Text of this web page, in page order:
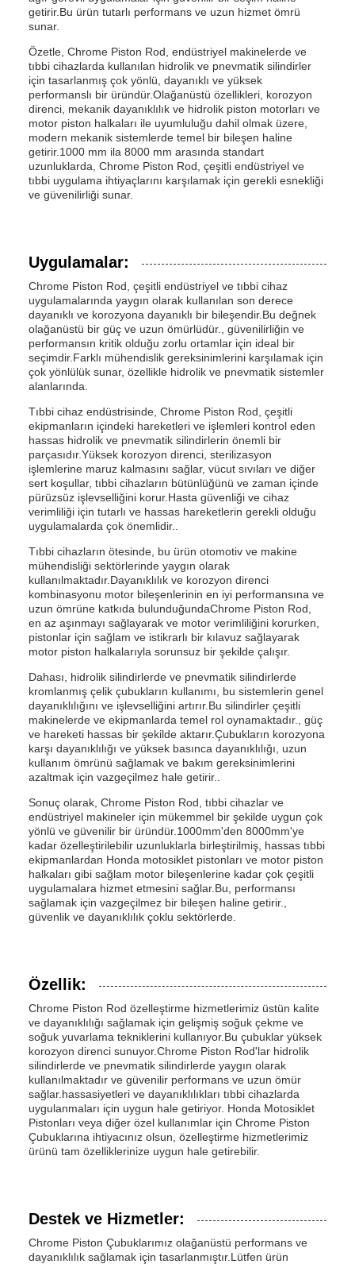
getirir.Bu ürün tutarlı performans ve uzun hizmet ömrü
sunar.
Özetle, Chrome Piston Rod, endüstriyel makinelerde ve
tıbbi cihazlarda kullanılan hidrolik ve pnevmatik silindirler
için tasarlanmış çok yönlü, dayanıklı ve yüksek
performanslı bir üründür.Olağanüstü özellikleri, korozyon
direnci, mekanik dayanıklılık ve hidrolik piston motorları ve
motor piston halkaları ile uyumluluğu dahil olmak üzere,
modern mekanik sistemlerde temel bir bileşen haline
getirir.1000 mm ila 8000 mm arasında standart
uzunluklarda, Chrome Piston Rod, çeşitli endüstriyel ve
tıbbi uygulama ihtiyaçlarını karşılamak için gerekli esnekliği
ve güvenilirliği sunar.
Uygulamalar:
Chrome Piston Rod, çeşitli endüstriyel ve tıbbi cihaz
uygulamalarında yaygın olarak kullanılan son derece
dayanıklı ve korozyona dayanıklı bir bileşendir.Bu değnek
olağanüstü bir güç ve uzun ömürlüdür., güvenilirliğin ve
performansın kritik olduğu zorlu ortamlar için ideal bir
seçimdir.Farklı mühendislik gereksinimlerini karşılamak için
çok yönlülük sunar, özellikle hidrolik ve pnevmatik sistemler
alanlarında.
Tıbbi cihaz endüstrisinde, Chrome Piston Rod, çeşitli
ekipmanların içindeki hareketleri ve işlemleri kontrol eden
hassas hidrolik ve pnevmatik silindirlerin önemli bir
parçasıdır.Yüksek korozyon direnci, sterilizasyon
işlemlerine maruz kalmasını sağlar, vücut sıvıları ve diğer
sert koşullar, tıbbi cihazların bütünlüğünü ve zaman içinde
pürüzsüz işlevselliğini korur.Hasta güvenliği ve cihaz
verimliliği için tutarlı ve hassas hareketlerin gerekli olduğu
uygulamalarda çok önemlidir..
Tıbbi cihazların ötesinde, bu ürün otomotiv ve makine
mühendisliği sektörlerinde yaygın olarak
kullanılmaktadır.Dayanıklılık ve korozyon direnci
kombinasyonu motor bileşenlerinin en iyi performansına ve
uzun ömrüne katkıda bulunduğundaChrome Piston Rod,
en az aşınmayı sağlayarak ve motor verimliliğini korurken,
pistonlar için sağlam ve istikrarlı bir kılavuz sağlayarak
motor piston halkalarıyla sorunsuz bir şekilde çalışır.
Dahası, hidrolik silindirlerde ve pnevmatik silindirlerde
kromlanmış çelik çubukların kullanımı, bu sistemlerin genel
dayanıklılığını ve işlevselliğini artırır.Bu silindirler çeşitli
makinelerde ve ekipmanlarda temel rol oynamaktadır., güç
ve hareketi hassas bir şekilde aktarır.Çubukların korozyona
karşı dayanıklılığı ve yüksek basınca dayanıklılığı, uzun
kullanım ömrünü sağlamak ve bakım gereksinimlerini
azaltmak için vazgeçilmez hale getirir..
Sonuç olarak, Chrome Piston Rod, tıbbi cihazlar ve
endüstriyel makineler için mükemmel bir şekilde uygun çok
yönlü ve güvenilir bir üründür.1000mm'den 8000mm'ye
kadar özelleştirilebilir uzunluklarla birleştirilmiş, hassas tıbbi
ekipmanlardan Honda motosiklet pistonları ve motor piston
halkaları gibi sağlam motor bileşenlerine kadar çok çeşitli
uygulamalara hizmet etmesini sağlar.Bu, performansı
sağlamak için vazgeçilmez bir bileşen haline getirir.,
güvenlik ve dayanıklılık çoklu sektörlerde.
Özellik:
Chrome Piston Rod özelleştirme hizmetlerimiz üstün kalite
ve dayanıklılığı sağlamak için gelişmiş soğuk çekme ve
soğuk yuvarlama tekniklerini kullanıyor.Bu çubuklar yüksek
korozyon direnci sunuyor.Chrome Piston Rod'lar hidrolik
silindirlerde ve pnevmatik silindirlerde yaygın olarak
kullanılmaktadır ve güvenilir performans ve uzun ömür
sağlar.hassasiyetleri ve dayanıklılıkları tıbbi cihazlarda
uygulanmaları için uygun hale getiriyor. Honda Motosiklet
Pistonları veya diğer özel kullanımlar için Chrome Piston
Çubuklarına ihtiyacınız olsun, özelleştirme hizmetlerimiz
ürünü tam özelliklerinize uygun hale getirebilir.
Destek ve Hizmetler:
Chrome Piston Çubuklarımız olağanüstü performans ve
dayanıklılık sağlamak için tasarlanmıştır.Lütfen ürün